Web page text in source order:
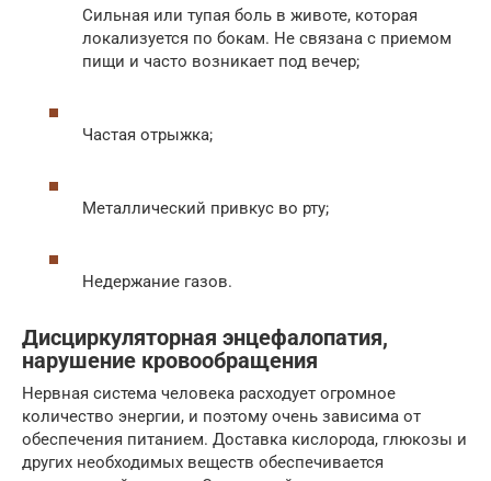
Сильная или тупая боль в животе, которая
локализуется по бокам. Не связана с приемом
пищи и часто возникает под вечер;
Частая отрыжка;
Металлический привкус во рту;
Недержание газов.
Дисциркуляторная энцефалопатия,
нарушение кровообращения
Нервная система человека расходует огромное
количество энергии, и поэтому очень зависима от
обеспечения питанием. Доставка кислорода, глюкозы и
других необходимых веществ обеспечивается